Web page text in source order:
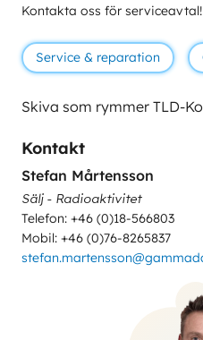
Kontakta oss för serviceavtal!
Service & reparation
Skiva som rymmer TLD-
Kontakt
Stefan Mårtensson
Sälj - Radioaktivitet
Telefon: +46 (0)18-566803
Mobil: +46 (0)76-8265837